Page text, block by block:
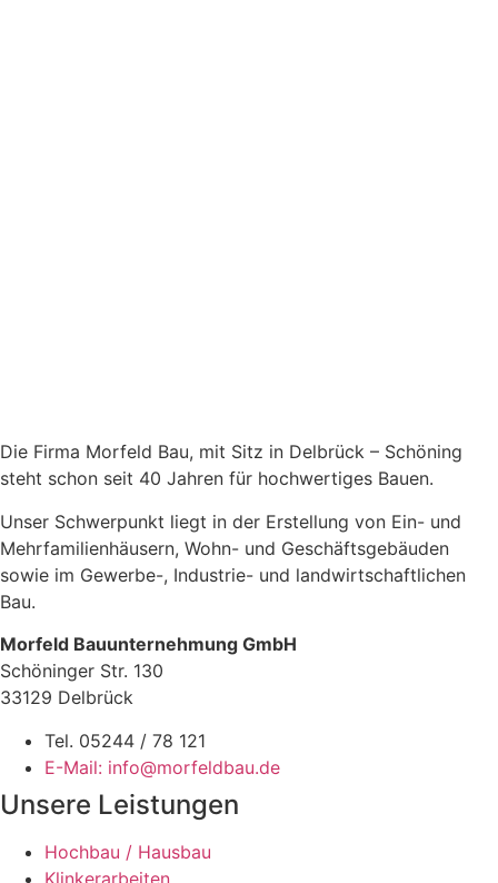
Die Firma Morfeld Bau, mit Sitz in Delbrück – Schöning
steht schon seit 40 Jahren für hochwertiges Bauen.
Unser Schwerpunkt liegt in der Erstellung von Ein- und
Mehrfamilienhäusern, Wohn- und Geschäftsgebäuden
sowie im Gewerbe-, Industrie- und landwirtschaftlichen
Bau.
Morfeld Bauunternehmung GmbH
Schöninger Str. 130
33129 Delbrück
Tel. 05244 / 78 121
E-Mail: info@morfeldbau.de
Unsere Leistungen
Hochbau / Hausbau
Klinkerarbeiten